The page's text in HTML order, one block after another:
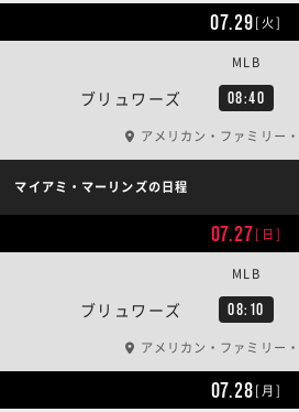
07.29[火]
ブリュワーズ 08:40
MLB
アメリカン・ファミリー
マイアミ・マーリンズの日程
07.27[日]
ブリュワーズ 08:10
MLB
アメリカン・ファミリー
07.28[月]